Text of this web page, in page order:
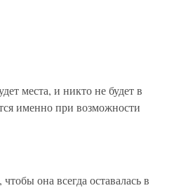
места, и никто не будет в
именно при возможности
она всегда оставалась в